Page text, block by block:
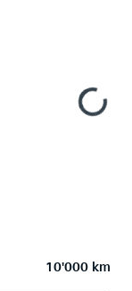
10'000 km